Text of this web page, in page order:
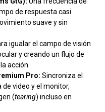
de respuesta casi
suave y sin
igualar el campo de visión
y creando un flujo de
acción.
Pro: Sincroniza el
video y el monitor,
(tearing) incluso en